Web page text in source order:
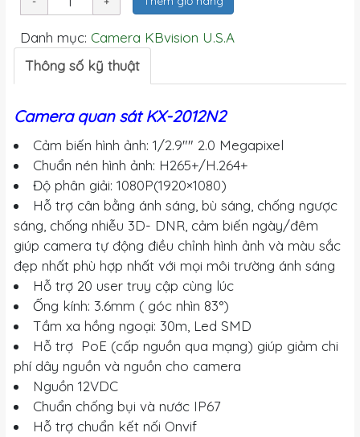
Danh mục: Camera KBvision U.S.A
Thông số kỹ thuật
Camera quan sát KX-2012N2
Cảm biến hình ảnh: 1/2.9"" 2.0 Megapixel
Chuẩn nén hình ảnh: H265+/H.264+
Độ phân giải: 1080P(1920×1080)
Hỗ trợ cân bằng ánh sáng, bù sáng, chống ngược
sáng, chống nhiễu 3D- DNR, cảm biến ngày/đêm
giúp camera tự động điều chỉnh hình ảnh và màu sắc
đẹp nhất phù hợp nhất với mọi môi trường ánh sáng
Hỗ trợ 20 user truy cập cùng lúc
Ống kính: 3.6mm ( góc nhìn 83°)
Tầm xa hồng ngoại: 30m, Led SMD
Hỗ trợ PoE (cấp nguồn qua mạng) giúp giảm chi
phí dây nguồn và nguồn cho camera
Nguồn 12VDC
Chuẩn chống bụi và nước IP67
Hỗ trợ chuẩn kết nối Onvif